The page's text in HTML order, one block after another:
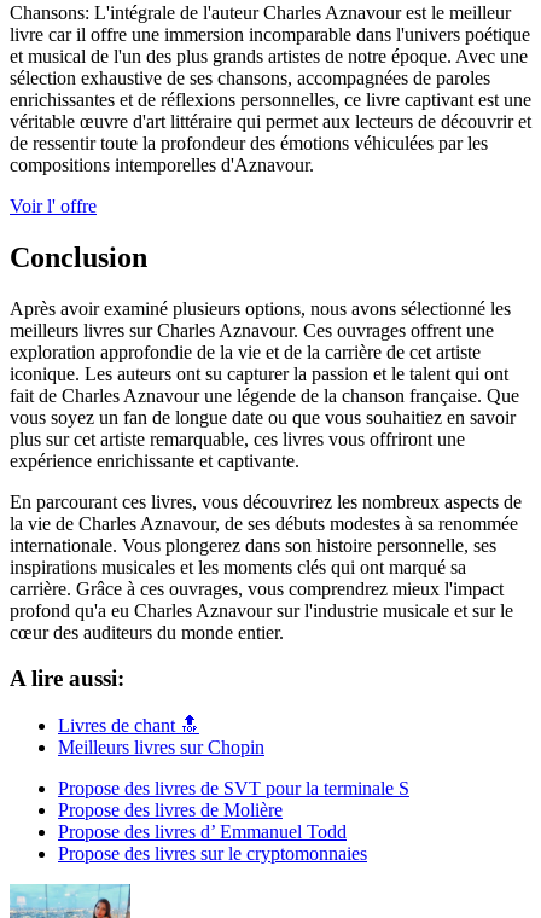
Chansons: L'intégrale de l'auteur Charles Aznavour est le meilleur
livre car il offre une immersion incomparable dans l'univers poétique
et musical de l'un des plus grands artistes de notre époque. Avec une
sélection exhaustive de ses chansons, accompagnées de paroles
enrichissantes et de réflexions personnelles, ce livre captivant est une
véritable œuvre d'art littéraire qui permet aux lecteurs de découvrir et
de ressentir toute la profondeur des émotions véhiculées par les
compositions intemporelles d'Aznavour.
Voir l' offre
Conclusion
Après avoir examiné plusieurs options, nous avons sélectionné les
meilleurs livres sur Charles Aznavour. Ces ouvrages offrent une
exploration approfondie de la vie et de la carrière de cet artiste
iconique. Les auteurs ont su capturer la passion et le talent qui ont
fait de Charles Aznavour une légende de la chanson française. Que
vous soyez un fan de longue date ou que vous souhaitiez en savoir
plus sur cet artiste remarquable, ces livres vous offriront une
expérience enrichissante et captivante.
En parcourant ces livres, vous découvrirez les nombreux aspects de
la vie de Charles Aznavour, de ses débuts modestes à sa renommée
internationale. Vous plongerez dans son histoire personnelle, ses
inspirations musicales et les moments clés qui ont marqué sa
carrière. Grâce à ces ouvrages, vous comprendrez mieux l'impact
profond qu'a eu Charles Aznavour sur l'industrie musicale et sur le
cœur des auditeurs du monde entier.
A lire aussi:
Livres de chant 🔝
Meilleurs livres sur Chopin
Propose des livres de SVT pour la terminale S
Propose des livres de Molière
Propose des livres d’ Emmanuel Todd
Propose des livres sur le cryptomonnaies